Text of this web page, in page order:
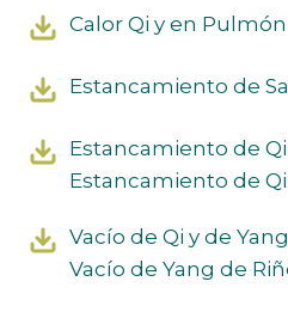
Calor Qi y en Pulmón
Estancamiento de
Estancamiento de
Estancamiento de Qi
Vacío de Qi y de
Vacío de Yang de